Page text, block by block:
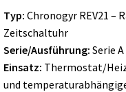
Typ: Chronogyr REV21
Zeitschaltuhr
Serie/Ausführung: Serie
Einsatz: Thermostat/
und